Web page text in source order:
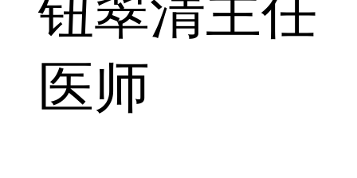
钮翠清主任
医师